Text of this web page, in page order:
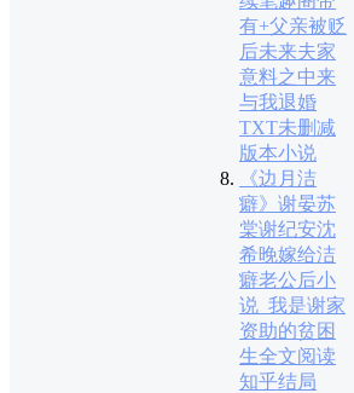
有+父亲被贬
后未来夫家
意料之中来
与我退婚
TXT未删减
版本小说
《边月洁
癖》谢晏苏
棠谢纪安沈
希晚嫁给洁
癖老公后小
说_我是谢家
资助的贫困
生全文阅读
知乎结局